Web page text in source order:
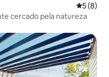
5 de
5 (8)
cercado pela natureza
hóspedes